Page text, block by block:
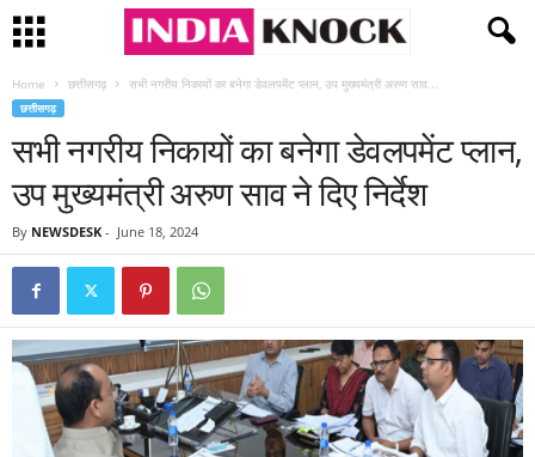
Home छत्तीसगढ़ सभी नगरीय निकायों का बनेगा डेवलपमेंट प्लान, उप मुख्यमंत्री अरुण साव...
छत्तीसगढ़
सभी नगरीय निकायों का बनेगा डेवलपमेंट प्लान,
उप मुख्यमंत्री अरुण साव ने दिए निर्देश
By NEWSDESK - June 18, 2024